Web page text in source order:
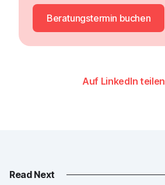
Beratungstermin buchen
Auf LinkedIn teilen
Read Next